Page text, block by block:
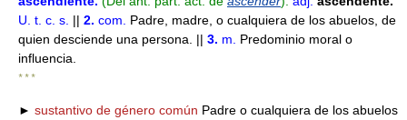
U. t. c. s. || 2. com.
Padre, madre, o cualquiera de los abuelos, de
quien desciende una persona. || 3. m.
Predominio moral o
influencia.
* * *
► sustantivo de género común Padre o cualquiera de los abuelos